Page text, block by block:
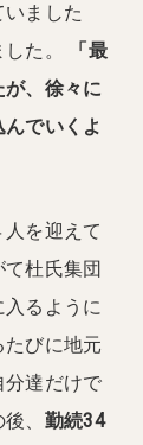
ました
た。
「最
、徐々に
でいくよ
を迎えて
杜氏集団
るように
びに地元
達だけで
、 勤続34